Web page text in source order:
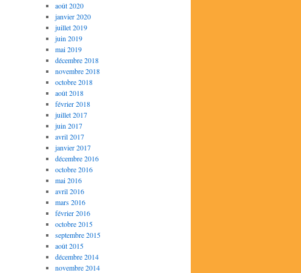
août 2020
janvier 2020
juillet 2019
juin 2019
mai 2019
décembre 2018
novembre 2018
octobre 2018
août 2018
février 2018
juillet 2017
juin 2017
avril 2017
janvier 2017
décembre 2016
octobre 2016
mai 2016
avril 2016
mars 2016
février 2016
octobre 2015
septembre 2015
août 2015
décembre 2014
novembre 2014